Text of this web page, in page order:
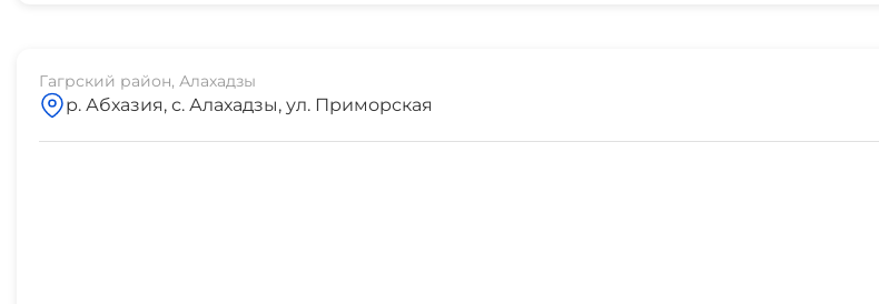
Гагрский район, Алахадзы
р. Абхазия, с. Алахадзы, ул. Приморская